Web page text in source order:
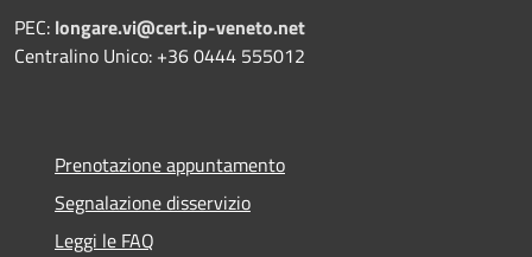
PEC: longare.vi@cert.ip-veneto.net
Centralino Unico: +36 0444 555012
Prenotazione appuntamento
Segnalazione disservizio
Leggi le FAQ